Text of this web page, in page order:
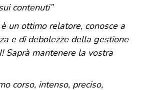
contenuti”
è un ottimo relatore, conosce a
e di debolezze della gestione
Saprà mantenere la vostra
corso, intenso, preciso,